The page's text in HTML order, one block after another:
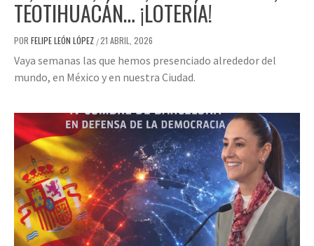
TEOTIHUACÁN… ¡LOTERÍA!
POR FELIPE LEÓN LÓPEZ /21 ABRIL, 2026
Vaya semanas las que hemos presenciado alrededor del
mundo, en México y en nuestra Ciudad.